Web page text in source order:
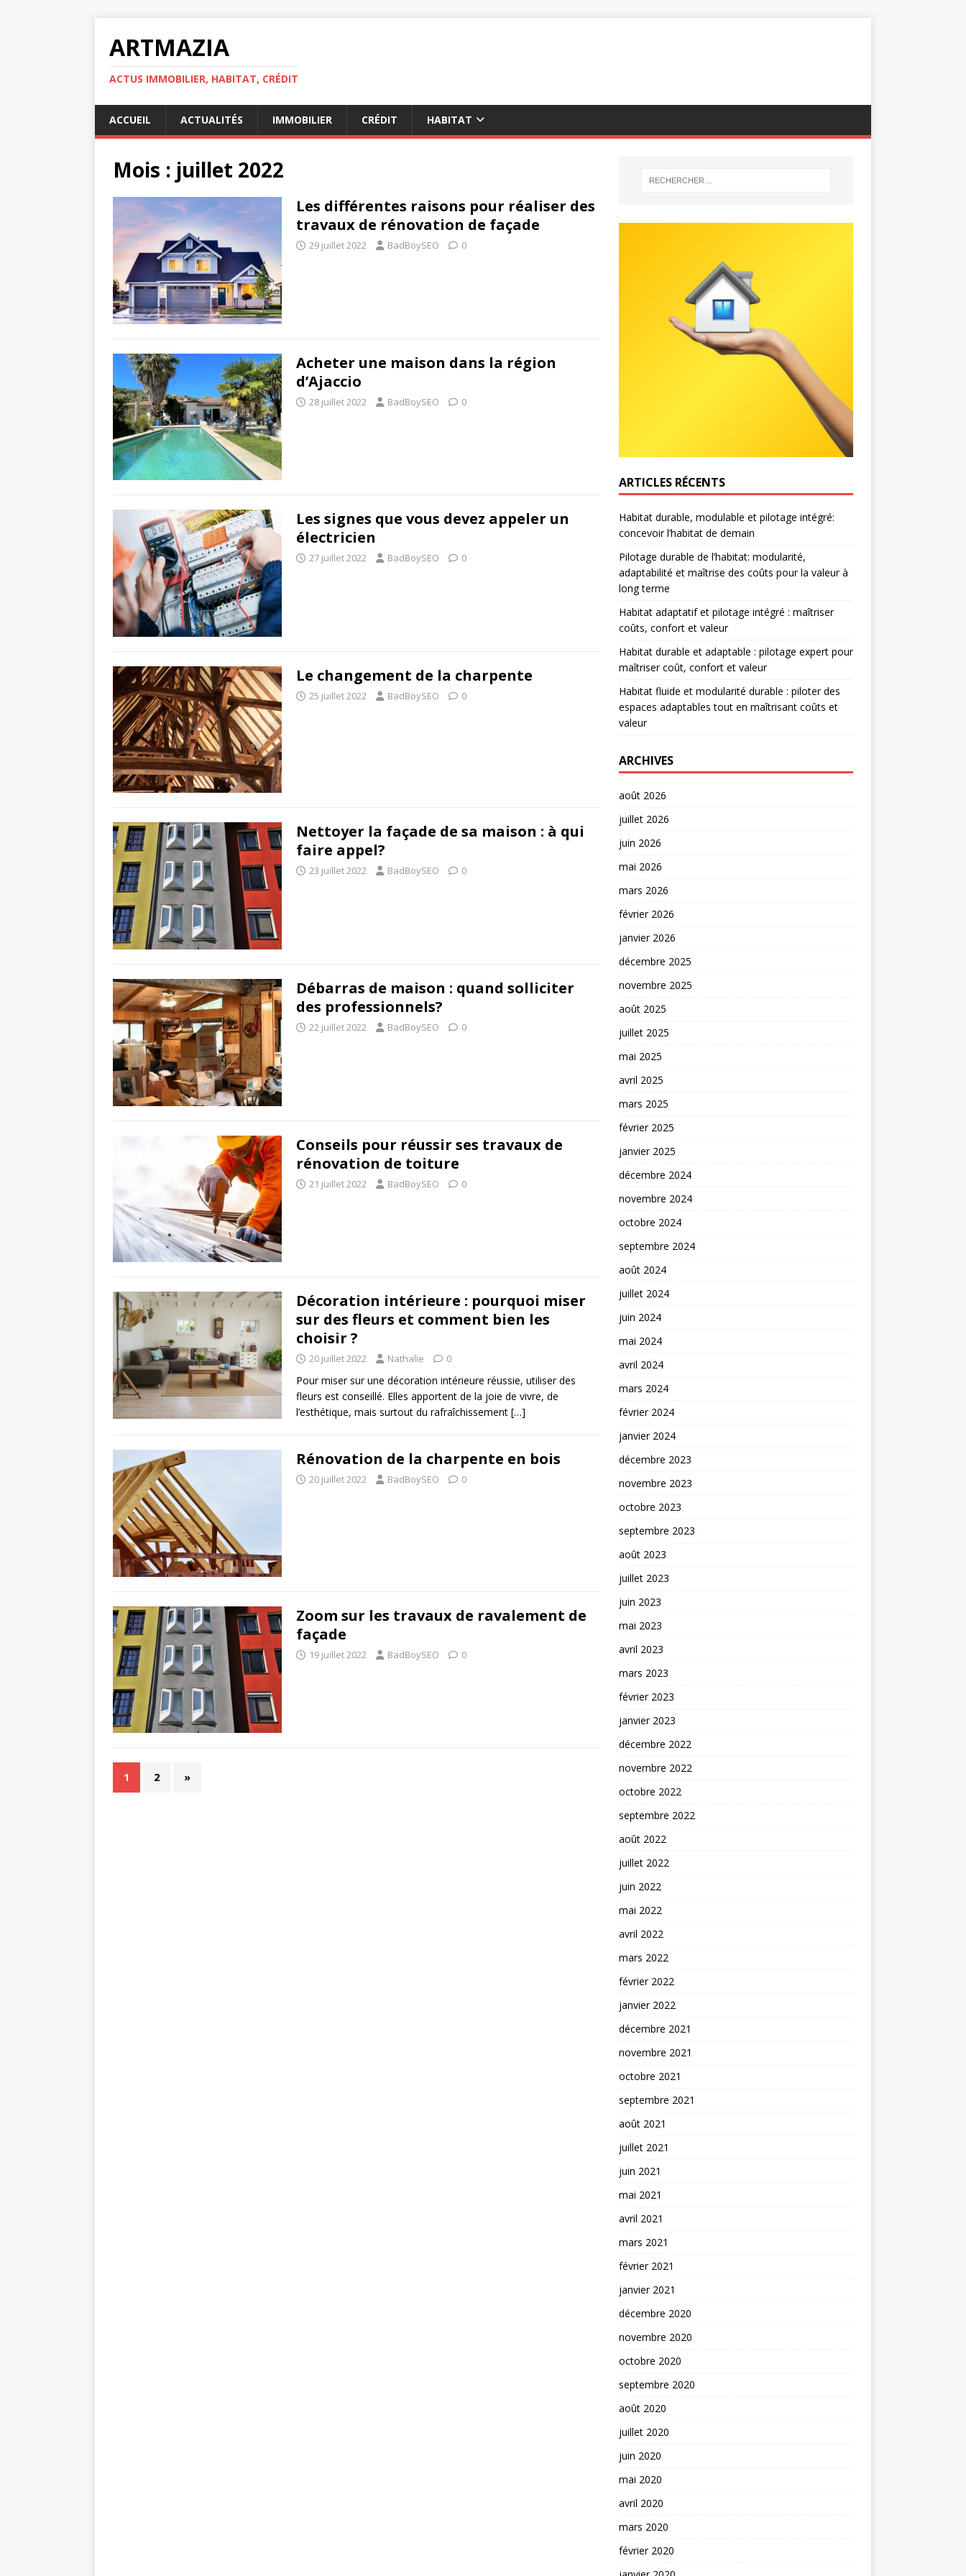
ARTMAZIA
ACTUS IMMOBILIER, HABITAT, CRÉDIT
ACCUEIL ACTUALITÉS IMMOBILIER CRÉDIT HABITAT
Mois : juillet 2022
Les différentes raisons pour réaliser des
travaux de rénovation de façade
29 juillet 2022 BadBoySEO 0
Acheter une maison dans la région
d’Ajaccio
28 juillet 2022 BadBoySEO 0
Les signes que vous devez appeler un
électricien
27 juillet 2022 BadBoySEO 0
Le changement de la charpente
25 juillet 2022 BadBoySEO 0
Nettoyer la façade de sa maison : à qui
faire appel?
23 juillet 2022 BadBoySEO 0
Débarras de maison : quand solliciter
des professionnels?
22 juillet 2022 BadBoySEO 0
Conseils pour réussir ses travaux de
rénovation de toiture
21 juillet 2022 BadBoySEO 0
Décoration intérieure : pourquoi miser
sur des fleurs et comment bien les
choisir ?
20 juillet 2022 Nathalie 0
Pour miser sur une décoration intérieure réussie, utiliser des
fleurs est conseillé. Elles apportent de la joie de vivre, de
l’esthétique, mais surtout du rafraîchissement […]
Rénovation de la charpente en bois
20 juillet 2022 BadBoySEO 0
Zoom sur les travaux de ravalement de
façade
19 juillet 2022 BadBoySEO 0
1 2 »
ARTICLES RÉCENTS
Habitat durable, modulable et pilotage intégré:
concevoir l’habitat de demain
Pilotage durable de l’habitat: modularité,
adaptabilité et maîtrise des coûts pour la valeur à
long terme
Habitat adaptatif et pilotage intégré : maîtriser
coûts, confort et valeur
Habitat durable et adaptable : pilotage expert pour
maîtriser coût, confort et valeur
Habitat fluide et modularité durable : piloter des
espaces adaptables tout en maîtrisant coûts et
valeur
ARCHIVES
août 2026
juillet 2026
juin 2026
mai 2026
mars 2026
février 2026
janvier 2026
décembre 2025
novembre 2025
août 2025
juillet 2025
mai 2025
avril 2025
mars 2025
février 2025
janvier 2025
décembre 2024
novembre 2024
octobre 2024
septembre 2024
août 2024
juillet 2024
juin 2024
mai 2024
avril 2024
mars 2024
février 2024
janvier 2024
décembre 2023
novembre 2023
octobre 2023
septembre 2023
août 2023
juillet 2023
juin 2023
mai 2023
avril 2023
mars 2023
février 2023
janvier 2023
décembre 2022
novembre 2022
octobre 2022
septembre 2022
août 2022
juillet 2022
juin 2022
mai 2022
avril 2022
mars 2022
février 2022
janvier 2022
décembre 2021
novembre 2021
octobre 2021
septembre 2021
août 2021
juillet 2021
juin 2021
mai 2021
avril 2021
mars 2021
février 2021
janvier 2021
décembre 2020
novembre 2020
octobre 2020
septembre 2020
août 2020
juillet 2020
juin 2020
mai 2020
avril 2020
mars 2020
février 2020